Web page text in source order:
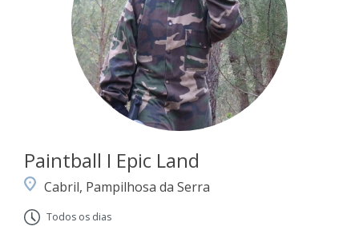
Paintball I Epic Land
Cabril, Pampilhosa da Serra
Todos os dias